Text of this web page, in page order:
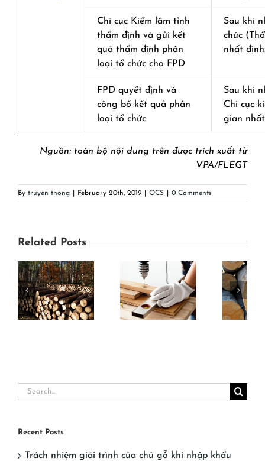
Chi cục Kiểm lâm tỉnh
thẩm định và gửi kết
quả thẩm định phân
loại tổ chức cho FPD
Sau khi
chức
nhất
FPD quyết định và
công bố kết quả phân
loại tổ chức
Sau khi
Chi cục
gian
Nguồn: toàn bộ nội dung trên được trích xuất từ
VPA/FLEGT
By truyen thong February 20th, 2019 OCS 0 Comments
Related Posts
Những vấn đề
cơ bản về tự
đánh giá của
tổ chức
Trách nhiệm
của các bên
liên quan
trong hệ
thống phân
Search
Recent Posts
Trách nhiệm giải trình của chủ gỗ khi nhập khẩu